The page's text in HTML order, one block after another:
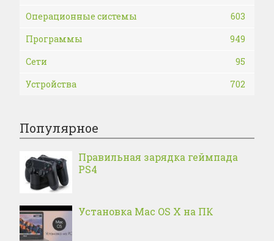
Операционные системы
603
Программы
949
Сети
95
Устройства
702
Популярное
Правильная зарядка геймпада
PS4
Установка Mac OS X на ПК